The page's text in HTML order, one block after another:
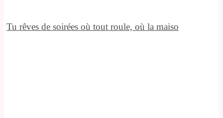
Tu rêves de soirées où tout roule, où la maiso